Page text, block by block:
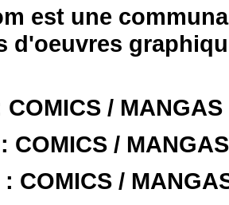
est une
d'oeuvres
COMICS /
: COMICS /
: COMICS /